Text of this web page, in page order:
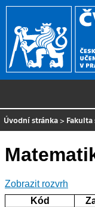
Úvodní stránka >
Zobrazit rozvrh
Kód